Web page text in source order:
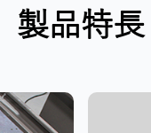
製品特長